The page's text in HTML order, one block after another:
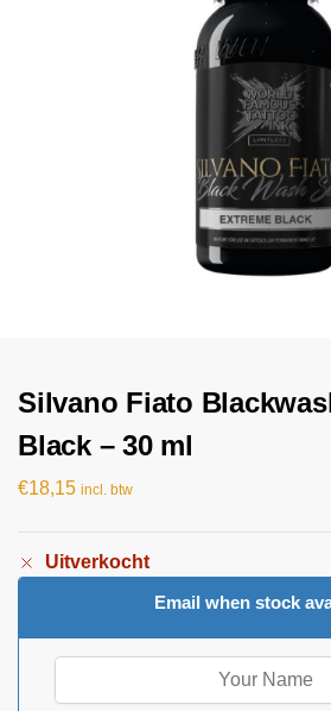
Silvano Fiato
Black – 30 ml
€18,15 incl. btw
Uitverkocht
Email when stock